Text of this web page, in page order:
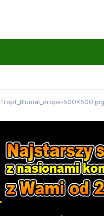
Tropf_Blumat_drops-500x500.jpg